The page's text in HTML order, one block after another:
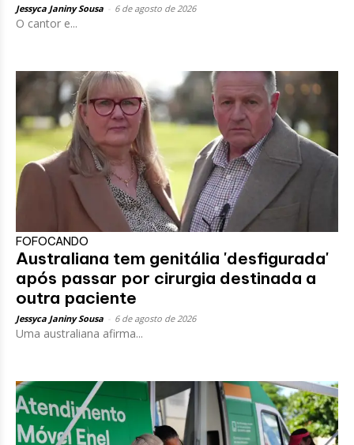
Jessyca Janiny Sousa 6 de agosto de 2026
O cantor e...
FOFOCANDO
Australiana tem genitália 'desfigurada'
após passar por cirurgia destinada a
outra paciente
Jessyca Janiny Sousa 6 de agosto de 2026
Uma australiana afirma...